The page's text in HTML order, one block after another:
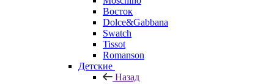
Восток
Dolce&Gabbana
Swatch
Tissot
Romanson
Детские
Назад